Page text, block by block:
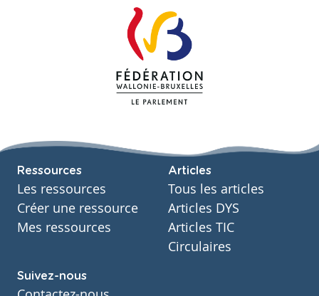
Ressources
Les ressources
Créer une ressource
Mes ressources
Articles
Tous les articles
Articles DYS
Articles TIC
Circulaires
Suivez-nous